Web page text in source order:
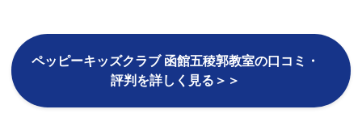
ペッピーキッズクラブ 函館五稜郭教室の口コミ・
評判を詳しく見る＞＞